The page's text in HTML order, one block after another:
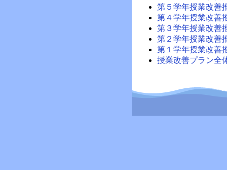
第５学年授業改善
第４学年授業改善
第３学年授業改善
第２学年授業改善
第１学年授業改善
授業改善プラン全